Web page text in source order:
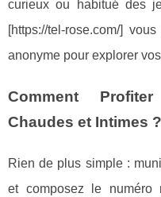
curieux ou habitué des
[https://tel-rose.com/]
anonyme pour explorer
Comment
Chaudes et Intimes ?
Rien de plus simple :
et composez le numéro